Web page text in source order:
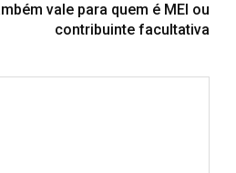
vale para quem é MEI ou
contribuinte facultativa